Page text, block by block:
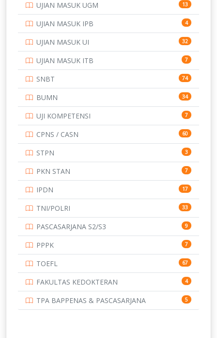
SMA 146
SMK 231
SMP 134
STIP 2
153
345
UNIVERSITAS AIRLANGGA 15
16
15
15
14
14
UNIVERSITAS CENDRAWASIH 14
15
219
11
144
UJIAN MASUK UGM 13
UJIAN MASUK IPB 4
UJIAN MASUK UI 32
UJIAN MASUK ITB 7
SNBT 74
BUMN 34
UJI KOMPETENSI 7
CPNS / CASN 60
STPN 3
PKN STAN 7
IPDN 17
TNI/POLRI 33
PASCASARJANA S2/S3 9
PPPK 7
TOEFL 67
FAKULTAS KEDOKTERAN 4
TPA BAPPENAS & PASCASARJANA 5